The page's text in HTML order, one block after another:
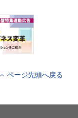
ページ先頭へ戻る